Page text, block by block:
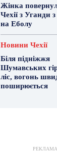
Жінка
Чехії з Уганди
на Еболу
Новини Чехії
Біля підніжжя
Шумавських
ліс, вогонь
поширюється
РЕКЛАМА